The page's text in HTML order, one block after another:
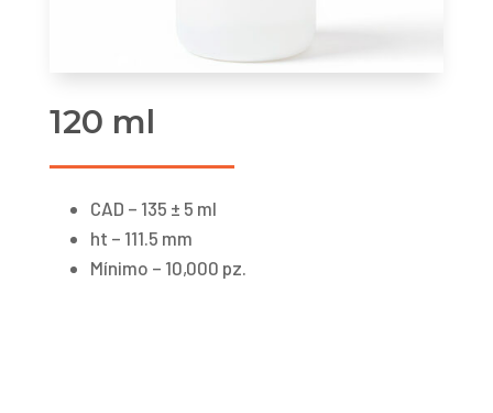
120 ml
CAD – 135 ± 5 ml
ht – 111.5 mm
Mínimo – 10,000 pz.